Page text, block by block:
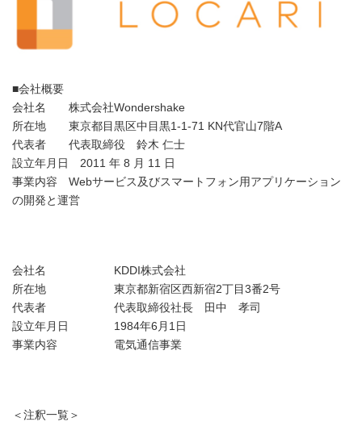
■会社概要
会社名 株式会社Wondershake
所在地 東京都目黒区中目黒1-1-71 KN代官山7階A
代表者 代表取締役 鈴木 仁士
設立年月日 2011 年 8 月 11 日
事業内容 Webサービス及びスマートフォン用アプリケーション
の開発と運営
会社名 KDDI株式会社
所在地 東京都新宿区西新宿2丁目3番2号
代表者 代表取締役社長 田中 孝司
設立年月日 1984年6月1日
事業内容 電気通信事業
＜注釈一覧＞